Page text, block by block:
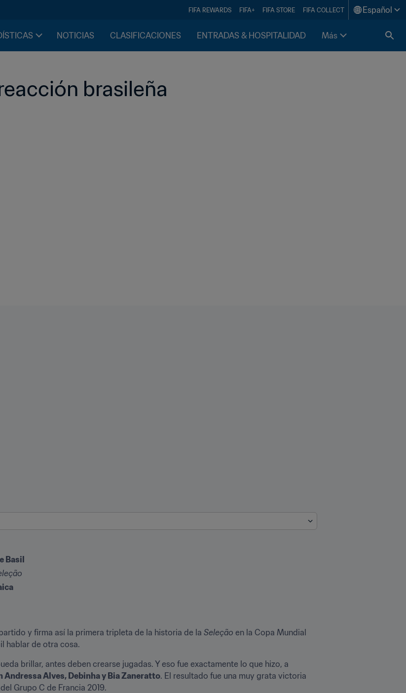
FIFA REWARDS FIFA+ FIFA STORE FIFA COLLECT Español
NOTICIAS CLASIFICACIONES ENTRADAS & HOSPITALIDAD Más
brasileña
Basil
y firma así la primera tripleta de la historia de la Seleção en la Copa Mundial
hablar de otra cosa.
brillar, antes deben crearse jugadas. Y eso fue exactamente lo que hizo, a
Alves, Debinha y Bia Zaneratto. El resultado fue una muy grata victoria
Grupo C de Francia 2019.